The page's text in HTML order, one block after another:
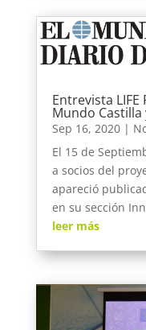
Entrevista LIFE
Mundo Castilla
Sep 16, 2020|
El 15 de
a socios del
apareció
en su sección
leer más